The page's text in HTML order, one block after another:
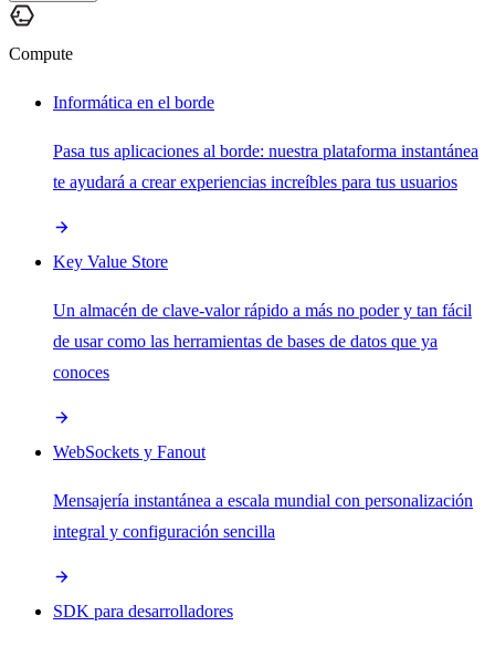
Compute
Informática en el borde
Pasa tus aplicaciones al borde: nuestra plataforma instantánea
te ayudará a crear experiencias increíbles para tus usuarios
Key Value Store
Un almacén de clave-valor rápido a más no poder y tan fácil
de usar como las herramientas de bases de datos que ya
conoces
WebSockets y Fanout
Mensajería instantánea a escala mundial con personalización
integral y configuración sencilla
SDK para desarrolladores